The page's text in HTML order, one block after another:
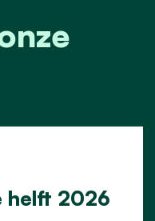
helft 2026